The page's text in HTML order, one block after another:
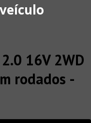
16V 2WD
rodados -